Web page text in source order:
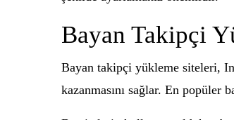
Bayan Takipçi
Bayan takipçi yükleme siteleri,
kazanmasını sağlar. En popüler